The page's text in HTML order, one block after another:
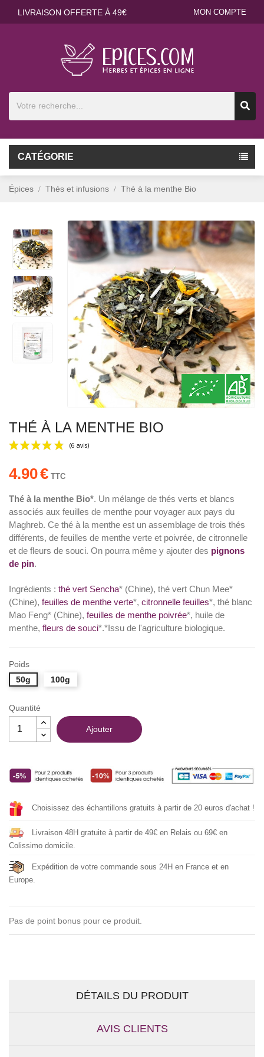
LIVRAISON OFFERTE À 49€ MON COMPTE
CATÉGORIE
Épices Thés et infusions Thé à la menthe Bio
THÉ À LA MENTHE BIO
(6 avis)
4.90€ TTC
Thé à la menthe Bio*. Un mélange de thés verts et blancs
associés aux feuilles de menthe pour voyager aux pays du
Maghreb. Ce thé à la menthe est un assemblage de trois thés
différents, de feuilles de menthe verte et poivrée, de citronnelle
et de fleurs de souci. On pourra même y ajouter des pignons
de pin.
Ingrédients : thé vert Sencha* (Chine), thé vert Chun Mee*
(Chine), feuilles de menthe verte*, citronnelle feuilles*, thé blanc
Mao Feng* (Chine), feuilles de menthe poivrée*, huile de
menthe, fleurs de souci*.*Issu de l'agriculture biologique.
Poids
50g
100g
Quantité
Ajouter
Choisissez des échantillons gratuits à partir de 20 euros d'achat !
Livraison 48H gratuite à partir de 49€ en Relais ou 69€ en
Colissimo domicile.
Expédition de votre commande sous 24H en France et en
Europe.
Pas de point bonus pour ce produit.
DÉTAILS DU PRODUIT
AVIS CLIENTS